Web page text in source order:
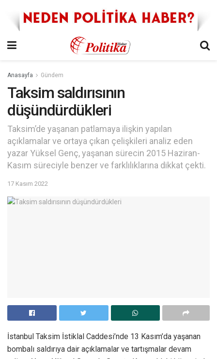
Anasayfa Gündem
Taksim saldırısının
düşündürdükleri
Taksim’de yaşanan patlamaya ilişkin yapılan
açıklamalar ve ortaya çıkan çelişkileri analiz eden
yazar Yüksel Genç, yaşanan sürecin 2015 Haziran-
Kasım süreciyle benzer ve farklılıklarına dikkat çekti.
17 Kasım 2022
İstanbul Taksim İstiklal Caddesi’nde 13 Kasım’da yaşanan
bombalı saldırıya dair açıklamalar ve tartışmalar devam